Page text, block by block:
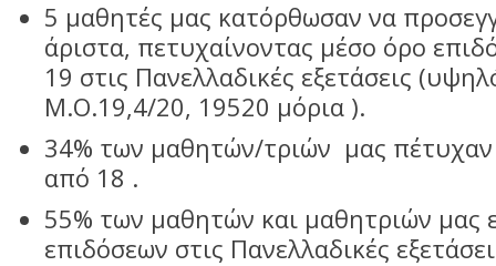
5 μαθητές μας κατόρθωσαν να
άριστα, πετυχαίνοντας μέσο όρο
19 στις Πανελλαδικές εξετάσεις
Μ.Ο.19,4/20, 19520 μόρια ).
34% των μαθητών/τριών μας
από 18 .
55% των μαθητών και μαθητριών μας
επιδόσεων στις Πανελλαδικές